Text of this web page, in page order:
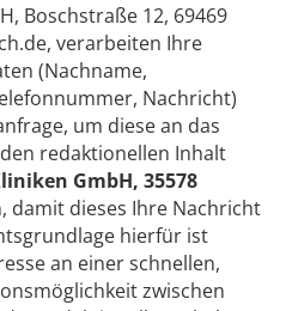
Boschstraße 12, 69469
verarbeiten Ihre
(Nachname,
Nachricht)
um diese an das
redaktionellen Inhalt
GmbH, 35578
damit dieses Ihre Nachricht
hierfür ist
an einer schnellen,
zwischen